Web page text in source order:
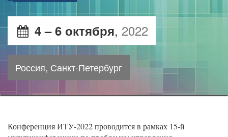
4 – 6 октября, 2022
Россия, Санкт-Петербург
Конференция ИТУ-2022 проводится в рамках 15-й